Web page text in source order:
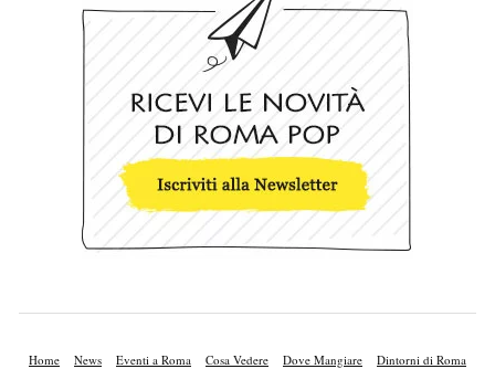
Home News Eventi a Roma Cosa Vedere Dove Mangiare Dintorni di Roma